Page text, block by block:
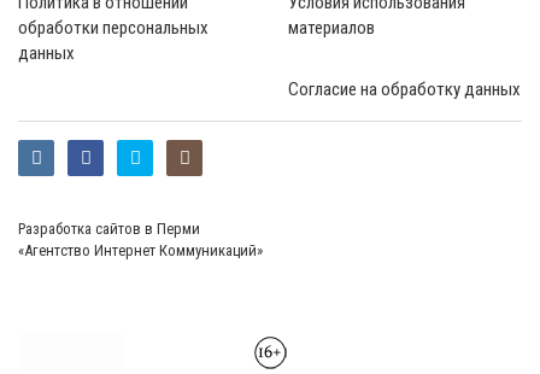
обработки персональных
данных
материалов
Согласие на обработку данных
Разработка сайтов в Перми
«Агентство Интернет Коммуникаций»